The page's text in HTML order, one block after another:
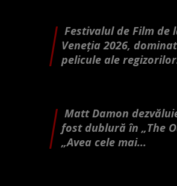
Festivalul de Film de
Veneția 2026,
pelicule ale
Matt Damon
fost dublură în „The
„Avea cele mai...